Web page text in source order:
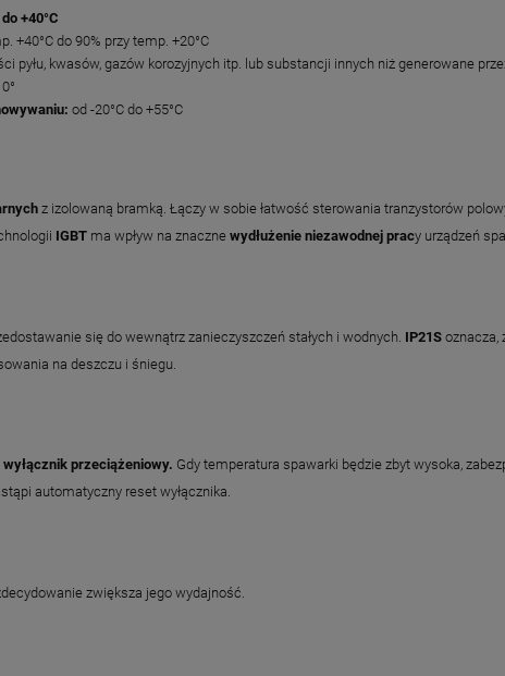
+40°C
+40°C do 90% przy temp. +20°C
pyłu, kwasów, gazów korozyjnych itp. lub substancji innych niż generowane
od -20°C do +55°C
z izolowaną bramką. Łączy w sobie łatwość sterowania tranzystorów
IGBT ma wpływ na znaczne wydłużenie niezawodnej pracy urządzeń
się do wewnątrz zanieczyszczeń stałych i wodnych. IP21S oznacza,
na deszczu i śniegu.
przeciążeniowy. Gdy temperatura spawarki będzie zbyt wysoka,
automatyczny reset wyłącznika.
zwiększa jego wydajność.